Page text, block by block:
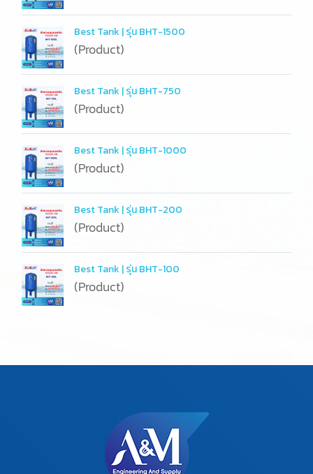
Best Tank | รุ่น BHT-1500
(Product)
Best Tank | รุ่น BHT-750
(Product)
Best Tank | รุ่น BHT-1000
(Product)
Best Tank | รุ่น BHT-200
(Product)
Best Tank | รุ่น BHT-100
(Product)